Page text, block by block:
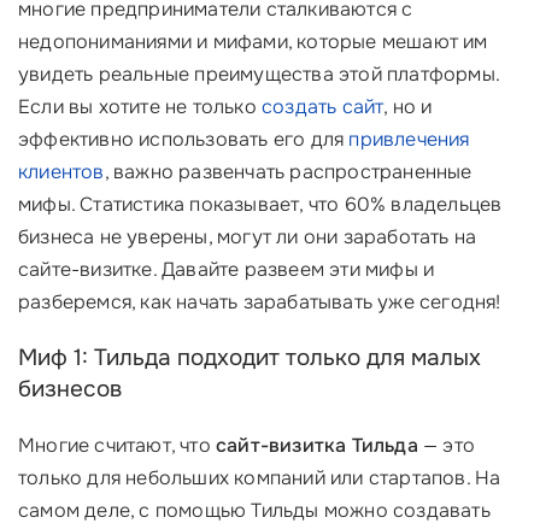
многие предприниматели сталкиваются с
недопониманиями и мифами, которые мешают им
увидеть реальные преимущества этой платформы.
Если вы хотите не только создать сайт, но и
эффективно использовать его для привлечения
клиентов, важно развенчать распространенные
мифы. Статистика показывает, что 60% владельцев
бизнеса не уверены, могут ли они заработать на
сайте-визитке. Давайте развеем эти мифы и
разберемся, как начать зарабатывать уже сегодня!
Миф 1: Тильда подходит только для малых
бизнесов
Многие считают, что сайт-визитка Тильда — это
только для небольших компаний или стартапов. На
самом деле, с помощью Тильды можно создавать